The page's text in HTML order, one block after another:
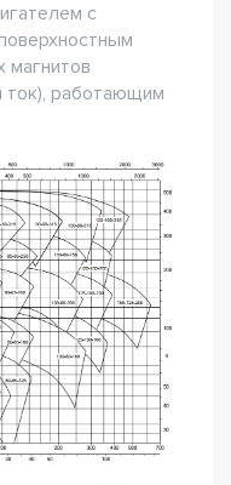
с
магнитов
ток), работающим